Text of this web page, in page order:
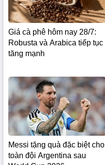
Giá cà phê hôm nay 28/7:
Robusta và Arabica tiếp tục
tăng mạnh
Messi tặng quà đặc biệt cho
toàn đội Argentina sau